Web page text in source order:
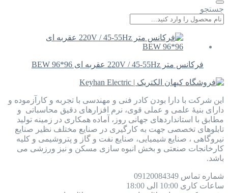
جستجو
فرکانس متر 220V / 45-55Hz عقربه ای 96*96 BEW
این شرکت با دارا بودن کادر فنی و مهندسی با تجربه و کارآزموده و
دارای بنیۀ علمی و عملی قوی، نرم افزارهای دقیق محاسباتی و
مطابق با استانداردهای جهانی روز، آماده همکاری در زمینه تولید
تابلوهای تخصصی جهت به کارگیری در صنایع مختلف نظیر صنایع
نیروگاهی ، صنایع شیمیایی، صنایع نفت و گاز و پتروشیمی و کلیه
کارخانجات صنعتی و بخش انبوه سازی مسکن و نیز ورزشی می
باشد.
شماره تماس 09120084349
ساعات کاری 10:00 الی 18:00